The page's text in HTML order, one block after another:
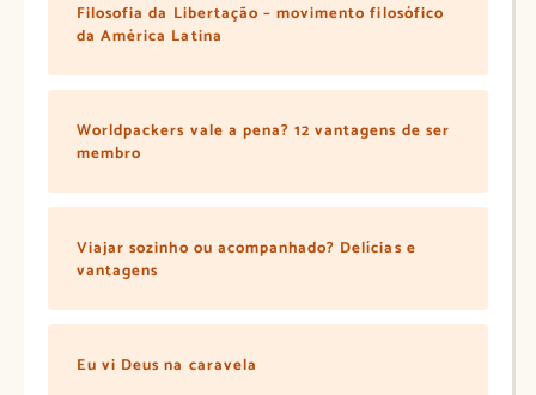
Filosofia da Libertação – movimento filosófico
da América Latina
Worldpackers vale a pena? 12 vantagens de ser
membro
Viajar sozinho ou acompanhado? Delícias e
vantagens
Eu vi Deus na caravela